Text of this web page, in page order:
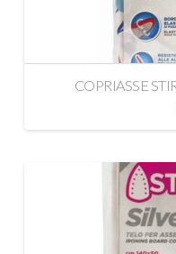
COPRIASSE